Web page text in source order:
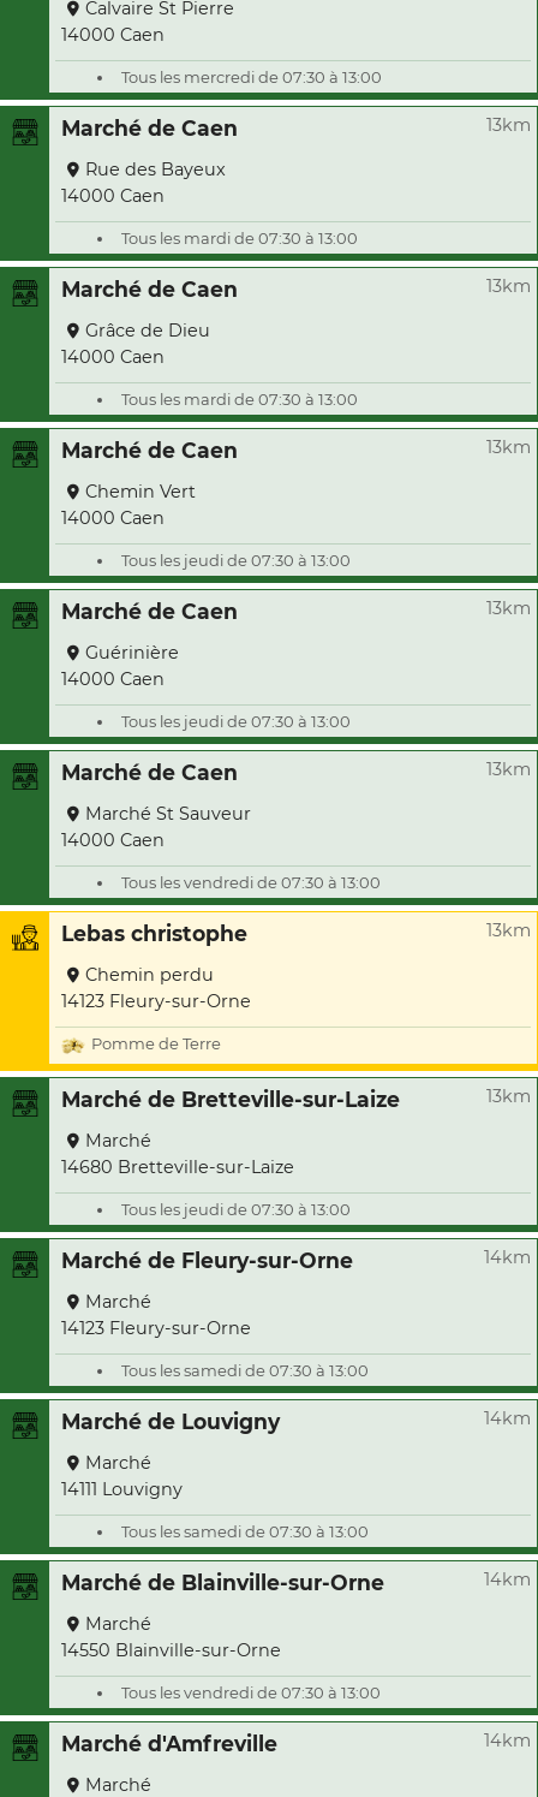
Calvaire St Pierre
14000 Caen
Tous les mercredi de 07:30 à 13:00
Marché de Caen 13km
Rue des Bayeux
14000 Caen
Tous les mardi de 07:30 à 13:00
Marché de Caen 13km
Grâce de Dieu
14000 Caen
Tous les mardi de 07:30 à 13:00
Marché de Caen 13km
Chemin Vert
14000 Caen
Tous les jeudi de 07:30 à 13:00
Marché de Caen 13km
Guérinière
14000 Caen
Tous les jeudi de 07:30 à 13:00
Marché de Caen 13km
Marché St Sauveur
14000 Caen
Tous les vendredi de 07:30 à 13:00
Lebas christophe 13km
Chemin perdu
14123 Fleury-sur-Orne
Pomme de Terre
Marché de Bretteville-sur-Laize 13km
Marché
14680 Bretteville-sur-Laize
Tous les jeudi de 07:30 à 13:00
Marché de Fleury-sur-Orne 14km
Marché
14123 Fleury-sur-Orne
Tous les samedi de 07:30 à 13:00
Marché de Louvigny 14km
Marché
14111 Louvigny
Tous les samedi de 07:30 à 13:00
Marché de Blainville-sur-Orne 14km
Marché
14550 Blainville-sur-Orne
Tous les vendredi de 07:30 à 13:00
Marché d'Amfreville 14km
Marché